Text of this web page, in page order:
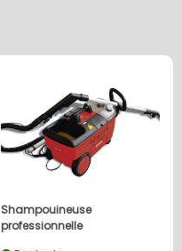
Shampouineuse
professionnelle